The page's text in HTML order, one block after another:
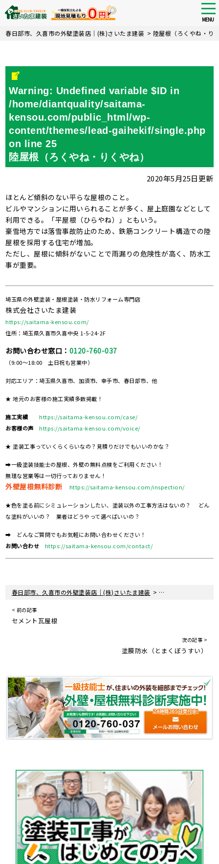
Skip
MENU
春日部市、久喜市の外壁塗装店｜(株)さいたま建装 > 陸屋根（ろくやね・り
Warning: Undefined variable $ID in
/home/diantquality/saitama-
kensou.com/public_html/wp-
content/themes/lead-gaihekif/single.php
on line25
陸屋根（ろくやね・りくやね）
2020年5月25日更新
ほとんど傾斜のない平らな屋根のこと。
ビルやマンションに用いられることが多く、屋上庭園などとして
利用できる。「平屋根（ひらやね）」ともいう。
豪雪地方では落雪事故防止のため、鉄筋コンクリート構造での陸
屋根を採用する住宅が増加。
ただし、屋根に傾斜がないことで雨漏りの危険性が高く、防水工
事が重要。
埼玉県の外壁塗装・屋根塗装・防水リフォーム専門店
株式会社さいたま建装
https://saitama-kensou.com/
住所：埼玉県久喜市久喜中央 1-5-24-2F
お問い合わせ窓口： 0120-760-037
（9:00～18:00 土日祝も営業中）
対応エリア：埼玉県久喜市、加須市、幸手市、春日部市、他
★ 地元のお客様の施工実績多数掲載！
施工実績
https://saitama-kensou.com/case/
お客様の声
https://saitama-kensou.com/voice/
★ 塗装工事っていくらくらいなの？見積りだけでもいいのかな？
➡一級塗装技能士の屋根、外壁の無料点検をご利用ください！
無理な営業等は一切行っておりません！
外壁屋根無料診断 https://saitama-kensou.com/inspection/
★色を塗る前にシミュレーションしたい、塗装以外の工事方法はないの？ どん
な塗料がいいの？ 業者はどうやって選べばいいの？
➡ どんなご質問でもお気軽にお問い合わせください！
お問い合わせ
https://saitama-kensou.com/contact/
春日部市、久喜市の外壁塗装店｜(株)さいたま建装 > 陸屋根（ろくやね・
< 前の記事
セメント瓦屋根
次の記事 >
塗膜防水（とまくぼうすい）